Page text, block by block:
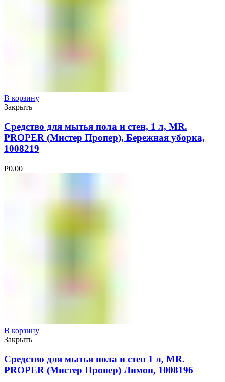
В корзину
Закрыть
Средство для мытья пола и стен, 1 л, MR.
PROPER (Мистер Пропер), Бережная уборка,
1008219
Р0.00
В корзину
Закрыть
Средство для мытья пола и стен 1 л, MR.
PROPER (Мистер Пропер) Лимон, 1008196